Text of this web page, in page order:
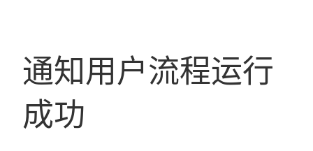
通知用户流程运行
成功